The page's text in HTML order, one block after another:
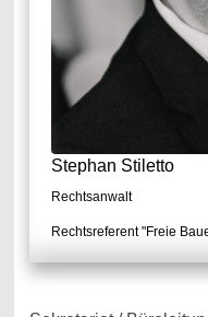
Stephan Stiletto
Rechtsanwalt
Rechtsreferent "Freie